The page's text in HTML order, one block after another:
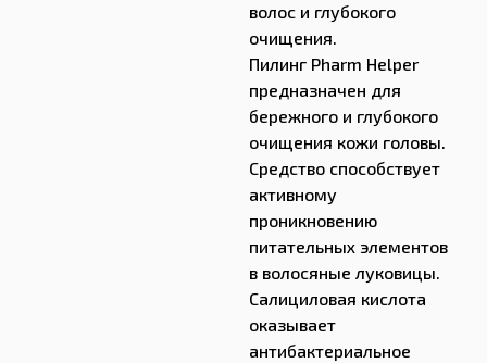
волос и глубокого
очищения.
Пилинг Pharm Helper
предназначен для
бережного и глубокого
очищения кожи головы.
Средство способствует
активному
проникновению
питательных элементов
в волосяные луковицы.
Салициловая кислота
оказывает
антибактериальное